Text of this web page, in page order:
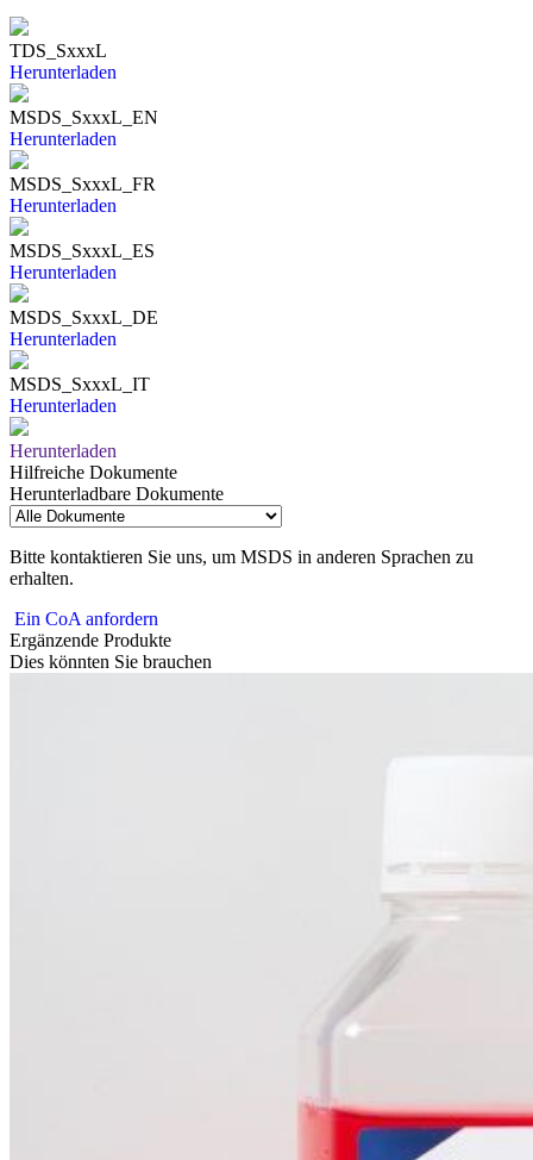
TDS_SxxxL
Herunterladen
MSDS_SxxxL_EN
Herunterladen
MSDS_SxxxL_FR
Herunterladen
MSDS_SxxxL_ES
Herunterladen
MSDS_SxxxL_DE
Herunterladen
MSDS_SxxxL_IT
Herunterladen
Herunterladen
Hilfreiche Dokumente
Herunterladbare Dokumente
Bitte kontaktieren Sie uns, um MSDS in anderen Sprachen zu
erhalten.
Ein CoA anfordern
Ergänzende Produkte
Dies könnten Sie brauchen